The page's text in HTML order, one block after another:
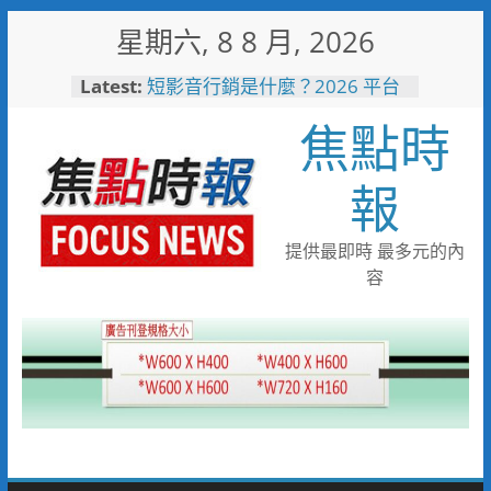
星期六, 8 8 月, 2026
Latest: 短影音行銷是什麼？2026 平台
日本花藝大師梅垣稔抵台交流
「花見日和」展現台日花藝文化
魅力 8月8日精彩展演登場
彰化縣長參選人魏平政彰化造
勢 喊福利超越六都承接王惠美
施政再升級
救護量能再升級！彰化聯合捐贈
4輛高規格救護車 首配全自動
中正地下道排水溝夜間清淤 水
利局:請用路人減速慢行
焦點時
報
提供最即時 最多元的內
容